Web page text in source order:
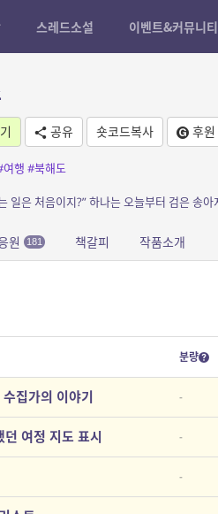
스레드소설 이벤트&커뮤니티
공유 숏코드복사 후원
행 #북해도
원 181 책갈피 작품소개
분량
집가의 이야기 -
던 여정 지도 표시 -
-